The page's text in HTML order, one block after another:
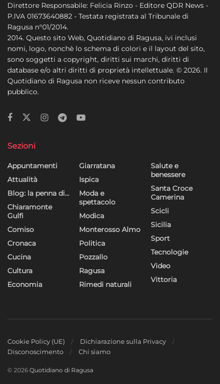
Direttore Responsabile: Felicia Rinzo - Editore QDR News -
P.IVA 01673640882 - Testata registrata al Tribunale di
Ragusa n°01/2014.
2014. Questo sito Web, Quotidiano di Ragusa, ivi inclusi
nomi, logo, nonchè lo schema di colori e il layout del sito,
sono soggetti a copyright, diritti sui marchi, diritti di
database e/o altri diritti di proprietà intellettuale. © 2026. Il
Quotidiano di Ragusa non riceve nessun contributo
pubblico.
Sezioni
Appuntamenti
Attualità
Blog: la penna di…
Chiaramonte
Gulfi
Comiso
Cronaca
Cucina
Cultura
Economia
Giarratana
Ispica
Moda e
spettacolo
Modica
Monterosso Almo
Politica
Pozzallo
Ragusa
Rimedi naturali
Salute e
benessere
Santa Croce
Camerina
Scicli
Sicilia
Sport
Tecnologie
Video
Vittoria
Cookie Policy (UE)
Dichiarazione sulla Privacy
Disconoscimento
Chi siamo
© 2026 Quotidiano di Ragusa